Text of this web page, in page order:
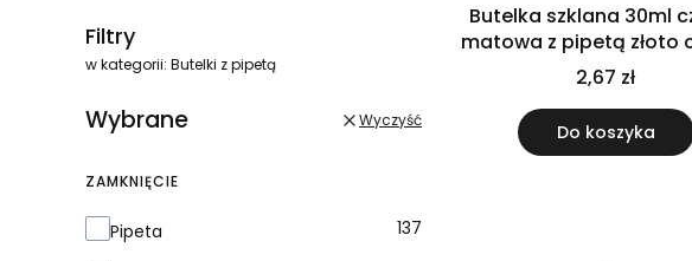
Filtry
w kategorii: Butelki z pipetą
Wybrane Wyczyść
ZAMKNIĘCIE
Zamknięcie
Pipeta 137
Butelka szklana 30ml
matowa z pipetą złoto
2,67 zł
Do koszyka